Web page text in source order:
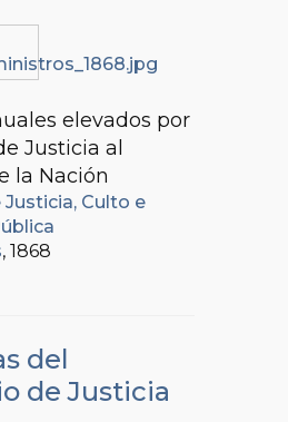
elevados por
Justicia al
la Nación
Culto e
, 1868
del
de Justicia